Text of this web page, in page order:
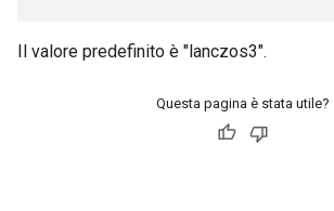
Il valore predefinito è "lanczos3".
Questa pagina è stata utile?